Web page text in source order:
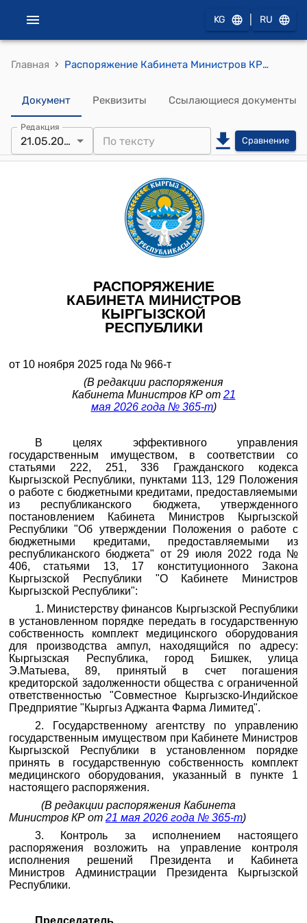
KG RU
Главная › Распоряжение Кабинета Министров КР от 10 ноября 2025 года № 966-т (О передаче в государственную собственность комплекта медицинского оборудования для производства ампул)
Документ Реквизиты Ссылающиеся документы
Редакция
21.05.2026 Сравнение